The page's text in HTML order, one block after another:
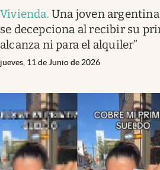
Vivienda.Una joven
se decepciona al recibir su
alcanza ni para el alquiler”
jueves, 11 de Junio de 2026